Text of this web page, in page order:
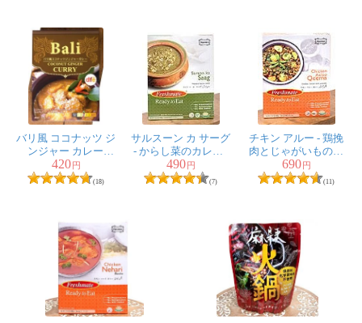
バリ風 ココナッツ ジ
ンジャー カレー
【dfe】
420円
(18)
サルスーン カ サーグ
- からし菜のカレー -
Sarson Ka Saag
【Freshmate】
490円
(7)
チキン アルー - 鶏挽
肉とじゃがいものカ
レー - Chicken
Aaloo Qeema
690円
(11)